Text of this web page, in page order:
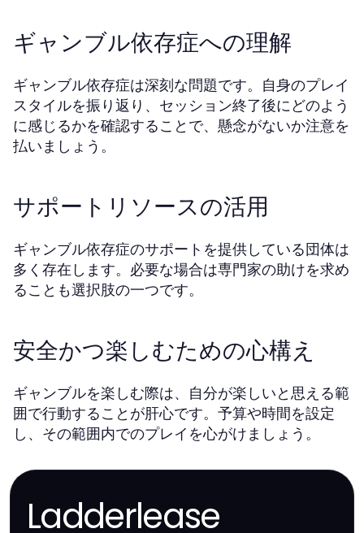
ギャンブル依存症への理解
ギャンブル依存症は深刻な問題です。自身のプレイ
スタイルを振り返り、セッション終了後にどのよう
に感じるかを確認することで、懸念がないか注意を
払いましょう。
サポートリソースの活用
ギャンブル依存症のサポートを提供している団体は
多く存在します。必要な場合は専門家の助けを求め
ることも選択肢の一つです。
安全かつ楽しむための心構え
ギャンブルを楽しむ際は、自分が楽しいと思える範
囲で行動することが肝心です。予算や時間を設定
し、その範囲内でのプレイを心がけましょう。
Ladderlease